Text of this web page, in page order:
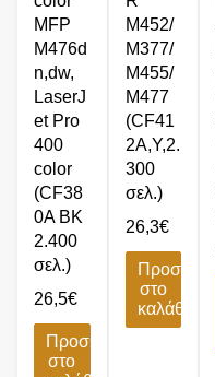
MFP
M476d
n,dw,
LaserJ
et Pro
400
color
(CF38
0A BK
2.400
σελ.)
26,5€
Προσθήκη
στο
M452/
M377/
M455/
M477
(CF41
2A,Y,2.
300
σελ.)
26,3€
Προσθήκη
στο
καλάθι